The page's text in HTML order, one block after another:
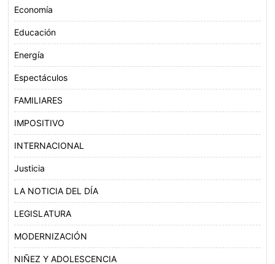
Economía
Educación
Energía
Espectáculos
FAMILIARES
IMPOSITIVO
INTERNACIONAL
Justicia
LA NOTICIA DEL DÍA
LEGISLATURA
MODERNIZACIÓN
NIÑEZ Y ADOLESCENCIA